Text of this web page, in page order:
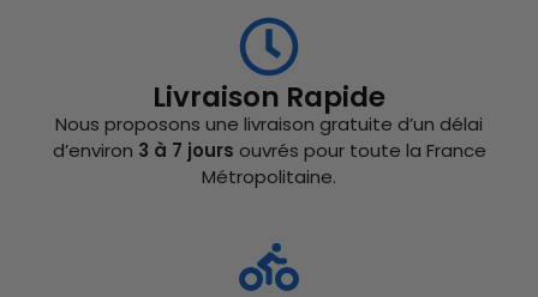
Livraison Rapide
Nous proposons une livraison gratuite d’un délai
d’environ 3 à 7 jours ouvrés pour toute la France
Métropolitaine.